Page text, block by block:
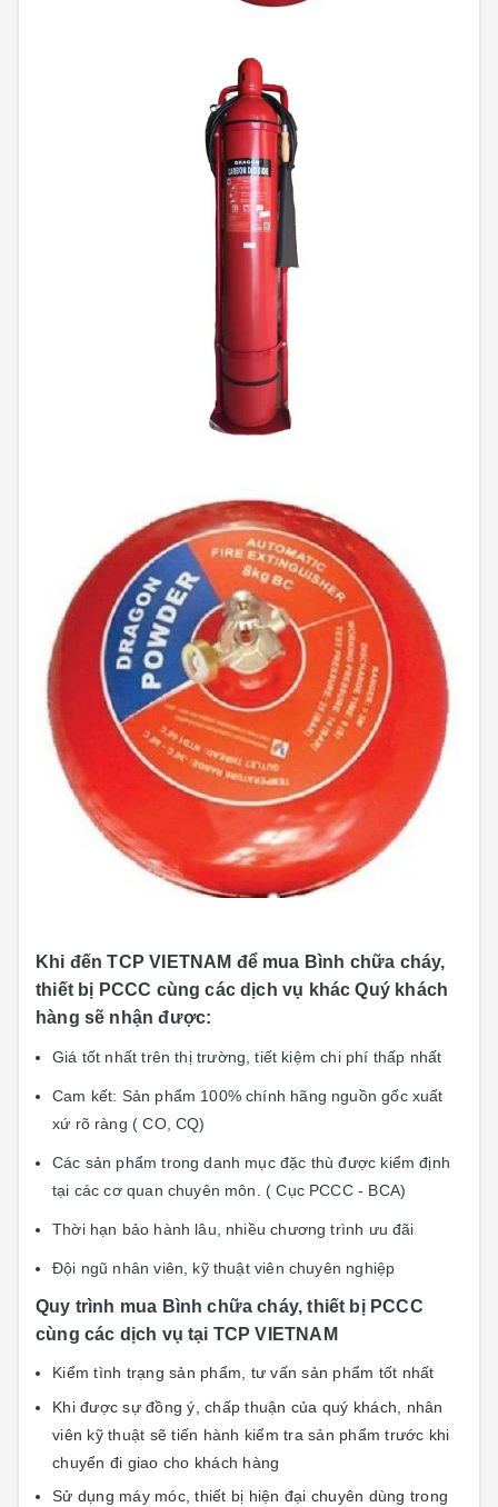
Khi đến TCP VIETNAM để mua Bình chữa cháy,
thiết bị PCCC cùng các dịch vụ khác Quý khách
hàng sẽ nhận được:
Giá tốt nhất trên thị trường, tiết kiệm chi phí thấp nhất
Cam kết: Sản phẩm 100% chính hãng nguồn gốc xuất
xứ rõ ràng ( CO, CQ)
Các sản phẩm trong danh mục đặc thù được kiểm định
tại các cơ quan chuyên môn. ( Cục PCCC - BCA)
Thời hạn bảo hành lâu, nhiều chương trình ưu đãi
Đội ngũ nhân viên, kỹ thuật viên chuyên nghiệp
Quy trình mua Bình chữa cháy, thiết bị PCCC
cùng các dịch vụ tại TCP VIETNAM
Kiểm tình trạng sản phẩm, tư vấn sản phẩm tốt nhất
Khi được sự đồng ý, chấp thuận của quý khách, nhân
viên kỹ thuật sẽ tiến hành kiểm tra sản phẩm trước khi
chuyển đi giao cho khách hàng
Sử dụng máy móc, thiết bị hiện đại chuyên dùng trong